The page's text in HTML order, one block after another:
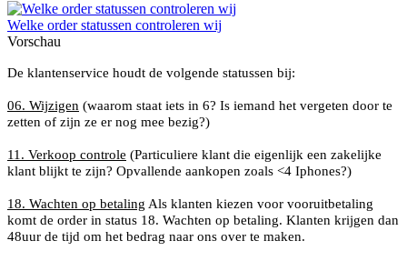
Welke order statussen controleren wij
Vorschau
De klantenservice houdt de volgende statussen bij:
06. Wijzigen (waarom staat iets in 6? Is iemand het vergeten door te
zetten of zijn ze er nog mee bezig?)
11. Verkoop controle (Particuliere klant die eigenlijk een zakelijke
klant blijkt te zijn? Opvallende aankopen zoals <4 Iphones?)
18. Wachten op betaling Als klanten kiezen voor vooruitbetaling
komt de order in status 18. Wachten op betaling. Klanten krijgen dan
48uur de tijd om het bedrag naar ons over te maken.